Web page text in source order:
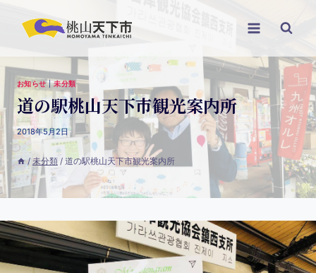
お知らせ|未分類
道の駅桃山天下市観光案内所
2018年5月2日
/ 未分類 / 道の駅桃山天下市観光案内所